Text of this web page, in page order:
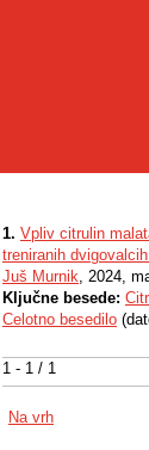
1 - 1 / 1
1. Vpliv citrulin
treniranih
Juš Murnik, 2024,
Ključne besede:
Celotno besedilo
Na vrh